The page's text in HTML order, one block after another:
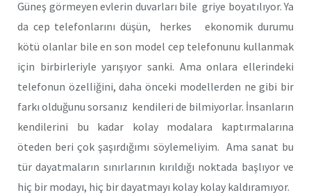
Güneş görmeyen evlerin duvarları bile griye boyatılıyor. Ya
da cep telefonlarını düşün, herkes ekonomik durumu
kötü olanlar bile en son model cep telefonunu kullanmak
için birbirleriyle yarışıyor sanki. Ama onlara ellerindeki
telefonun özelliğini, daha önceki modellerden ne gibi bir
farkı olduğunu sorsanız kendileri de bilmiyorlar. İnsanların
kendilerini bu kadar kolay modalara kaptırmalarına
öteden beri çok şaşırdığımı söylemeliyim. Ama sanat bu
tür dayatmaların sınırlarının kırıldığı noktada başlıyor ve
hiç bir modayı, hiç bir dayatmayı kolay kolay kaldıramıyor.